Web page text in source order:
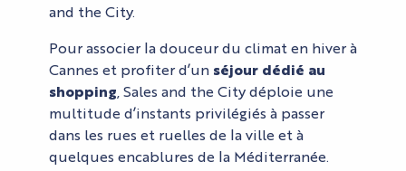
and the City.
Pour associer la douceur du climat en hiver à
Cannes et profiter d’un séjour dédié au
shopping , Sales and the City déploie une
multitude d’instants privilégiés à passer
dans les rues et ruelles de la ville et à
quelques encablures de la Méditerranée.